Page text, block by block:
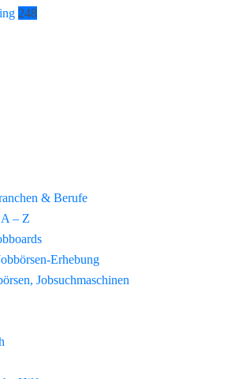
248
& Berufe
– Z
Erhebung
Jobsuchmaschinen